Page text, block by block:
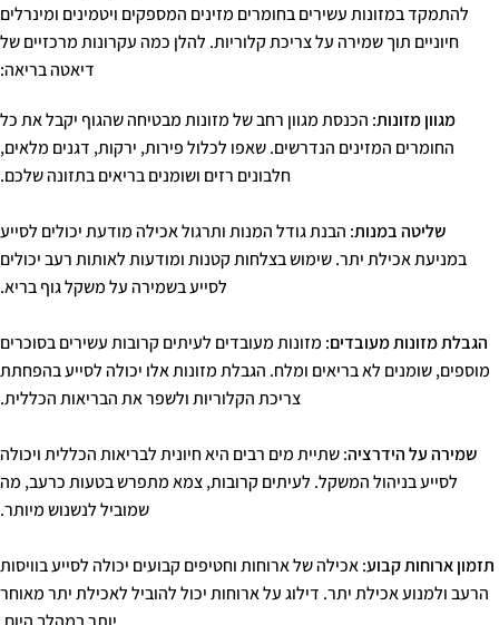
להתמקד במזונות עשירים בחומרים מזינים המספקים ויטמינים ומינרלים
חיוניים תוך שמירה על צריכת קלוריות. להלן כמה עקרונות מרכזיים של
דיאטה בריאה:
מגוון מזונות: הכנסת מגוון רחב של מזונות מבטיחה שהגוף יקבל את כל
החומרים המזינים הנדרשים. שאפו לכלול פירות, ירקות, דגנים מלאים,
חלבונים רזים ושומנים בריאים בתזונה שלכם.
שליטה במנות: הבנת גודל המנות ותרגול אכילה מודעת יכולים לסייע
במניעת אכילת יתר. שימוש בצלחות קטנות ומודעות לאותות רעב יכולים
לסייע בשמירה על משקל גוף בריא.
הגבלת מזונות מעובדים: מזונות מעובדים לעיתים קרובות עשירים בסוכרים
מוספים, שומנים לא בריאים ומלח. הגבלת מזונות אלו יכולה לסייע בהפחתת
צריכת הקלוריות ולשפר את הבריאות הכללית.
שמירה על הידרציה: שתיית מים רבים היא חיונית לבריאות הכללית ויכולה
לסייע בניהול המשקל. לעיתים קרובות, צמא מתפרש בטעות כרעב, מה
שמוביל לנשנוש מיותר.
תזמון ארוחות קבוע: אכילה של ארוחות וחטיפים קבועים יכולה לסייע בוויסות
הרעב ולמנוע אכילת יתר. דילוג על ארוחות יכול להוביל לאכילת יתר מאוחר